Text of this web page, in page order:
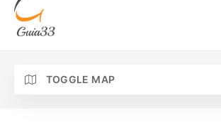
TOGGLE MAP